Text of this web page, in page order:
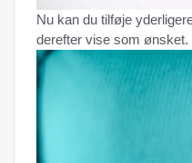
Nu kan du tilføje
derefter vise som ønsket.